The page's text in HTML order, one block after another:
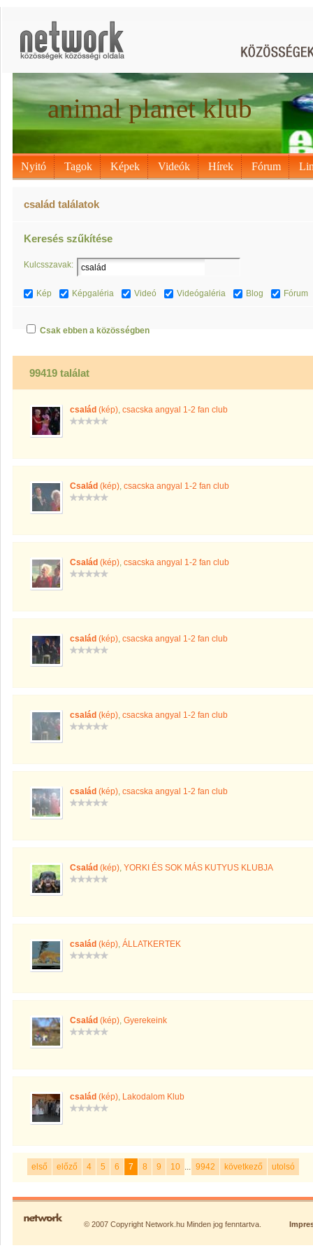
animal planet klub
Nyitó Tagok Képek Videók Hírek Fórum
család találatok
Keresés szűkítése
Kulcsszavak:
Kép Képgaléria Videó Videógaléria Blog Fórum
Csak ebben a közösségben
99419 találat
család (kép), csacska angyal 1-2 fan club
Család (kép), csacska angyal 1-2 fan club
Család (kép), csacska angyal 1-2 fan club
család (kép), csacska angyal 1-2 fan club
család (kép), csacska angyal 1-2 fan club
család (kép), csacska angyal 1-2 fan club
Család (kép), YORKI ÉS SOK MÁS KUTYUS KLUBJA
család (kép), ÁLLATKERTEK
Család (kép), Gyerekeink
család (kép), Lakodalom Klub
első előző 4 5 6 7 8 9 10 ... 9942 következő utolsó
© 2007 Copyright Network.hu Minden jog fenntartva.